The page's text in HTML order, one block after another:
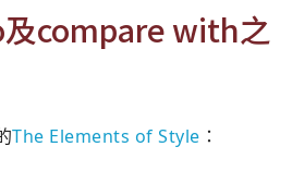
compare with之
The Elements of Style ：